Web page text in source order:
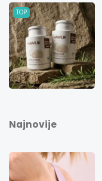
TOP
Najnovije